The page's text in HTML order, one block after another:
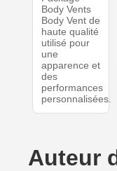
Body Vents
Body Vent de
haute qualité
utilisé pour
une
apparence et
des
performances
personnalisées.
Auteur